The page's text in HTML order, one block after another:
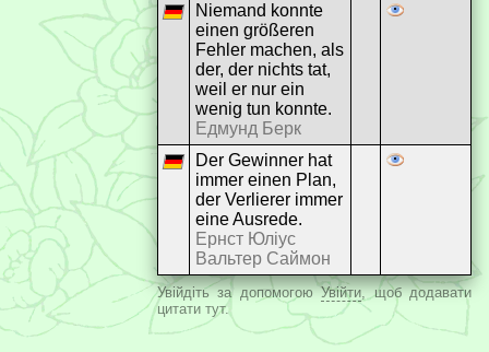
Niemand konnte
einen größeren
Fehler machen, als
der, der nichts tat,
weil er nur ein
wenig tun konnte.
Едмунд Берк
Der Gewinner hat
immer einen Plan,
der Verlierer immer
eine Ausrede.
Ернст Юліус
Вальтер Саймон
Увійдіть за допомогоюУвійти, щоб додавати
цитати тут.